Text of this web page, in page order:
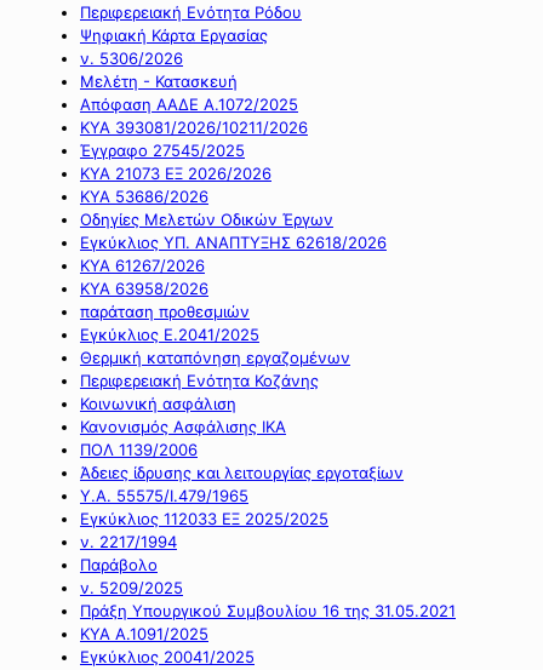
Περιφερειακή Ενότητα Ρόδου
Ψηφιακή Κάρτα Εργασίας
ν. 5306/2026
Μελέτη - Κατασκευή
Απόφαση ΑΑΔΕ Α.1072/2025
ΚΥΑ 393081/2026/10211/2026
Έγγραφο 27545/2025
ΚΥΑ 21073 ΕΞ 2026/2026
ΚΥΑ 53686/2026
Οδηγίες Μελετών Οδικών Έργων
Εγκύκλιος ΥΠ. ΑΝΑΠΤΥΞΗΣ 62618/2026
ΚΥΑ 61267/2026
ΚΥΑ 63958/2026
παράταση προθεσμιών
Εγκύκλιος Ε.2041/2025
Θερμική καταπόνηση εργαζομένων
Περιφερειακή Ενότητα Κοζάνης
Κοινωνική ασφάλιση
Κανονισμός Ασφάλισης ΙΚΑ
ΠΟΛ 1139/2006
Άδειες ίδρυσης και λειτουργίας εργοταξίων
Υ.Α. 55575/Ι.479/1965
Εγκύκλιος 112033 ΕΞ 2025/2025
ν. 2217/1994
Παράβολο
ν. 5209/2025
Πράξη Υπουργικού Συμβουλίου 16 της 31.05.2021
ΚΥΑ Α.1091/2025
Εγκύκλιος 20041/2025